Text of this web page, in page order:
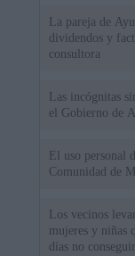
La pareja de
dividendos y
consultora
Las incógnitas
el Gobierno de
El uso personal
Comunidad de
Los vecinos
mujeres y niñas
días no